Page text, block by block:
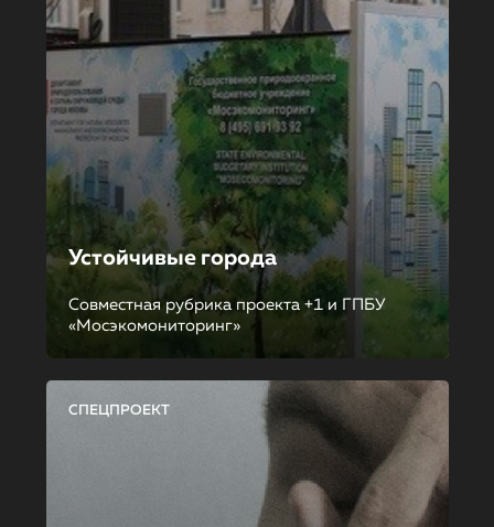
Устойчивые города
Совместная рубрика проекта +1 и ГПБУ
«Мосэкомониторинг»
СПЕЦПРОЕКТ